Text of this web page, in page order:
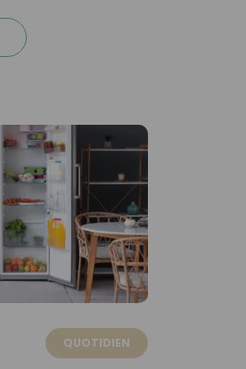
QUOTIDIEN